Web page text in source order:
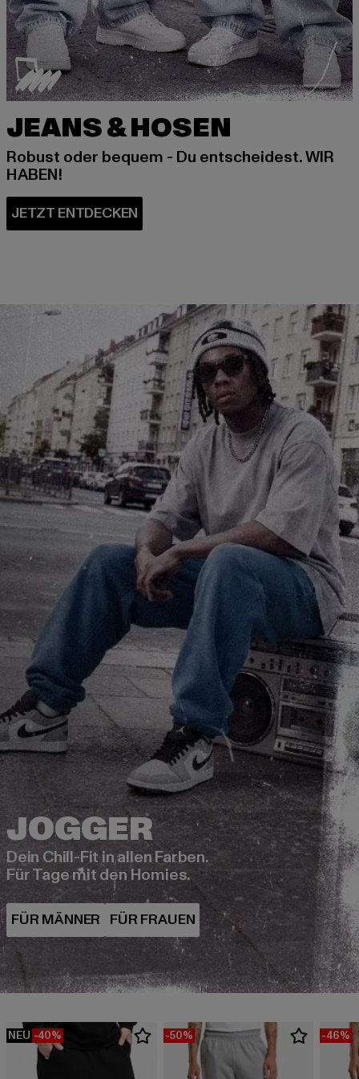
JEANS & HOSEN
Robust oder bequem - Du entscheidest. WIR
HABEN!
Dein Chill-Fit in allen Farben.
Für Tage mit den Homies.
NEU -40% -50% -46%